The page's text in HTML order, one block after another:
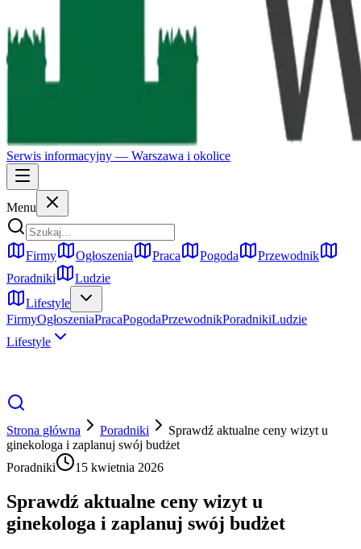
Serwis informacyjny — Warszawa i okolice
Menu
Firmy Ogłoszenia Praca Pogoda
Przewodnik
Poradniki
Ludzie
Lifestyle
FirmyOgłoszeniaPracaPogodaPrzewodnikPoradnikiLudzie
Lifestyle
Strona główna Poradniki
Sprawdź aktualne ceny wizyt u
ginekologa i zaplanuj swój budżet
Poradniki
15 kwietnia 2026
Sprawdź aktualne ceny wizyt u
ginekologa i zaplanuj swój budżet